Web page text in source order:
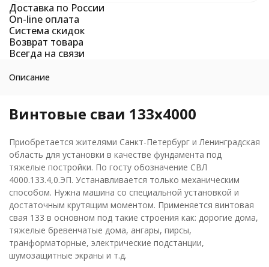
Доставка по России
On-line оплата
Система скидок
Возврат товара
Всегда на связи
Описание
Винтовые сваи 133х4000
Приобретается жителями Санкт-Петербург и Ленинградская
область для установки в качестве фундамента под
тяжелые постройки. По госту обозначение СВЛ
4000.133.4,0.ЭП. Устанавливается только механическим
способом. Нужна машина со специальной установкой и
достаточным крутящим моментом. Применяется винтовая
свая 133 в основном под такие строения как: дорогие дома,
тяжелые бревенчатые дома, ангары, пирсы,
транформаторные, электрические подстанции,
шумозащитные экраны и т.д.